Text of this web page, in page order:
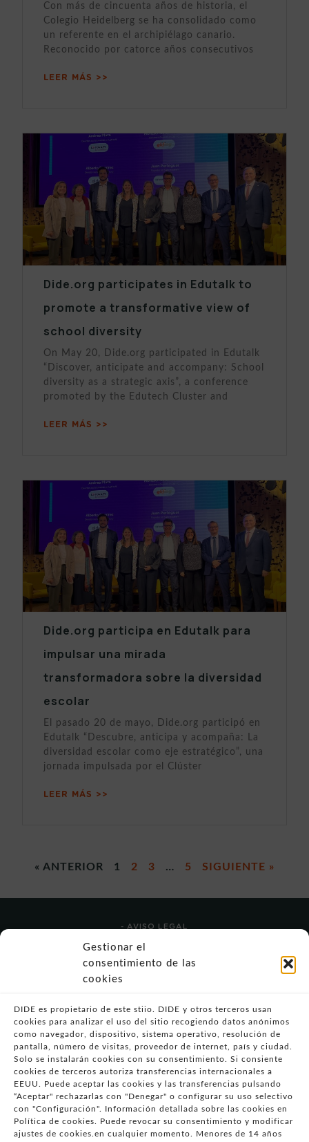
Gestionar el
consentimiento de las
cookies
DIDE es propietario de este stiio. DIDE y otros terceros usan
cookies para analizar el uso del sitio recogiendo datos anónimos
como navegador, dispositivo, sistema operativo, resolución de
pantalla, número de visitas, proveedor de internet, país y ciudad.
Solo se instalarán cookies con su consentimiento. Si consiente
cookies de terceros autoriza transferencias internacionales a
EEUU. Puede aceptar las cookies y las transferencias pulsando
“Aceptar" rechazarlas con "Denegar" o configurar su uso selectivo
con "Configuración". Información detallada sobre las cookies en
Política de cookies. Puede revocar su consentimiento y modificar
ajustes de cookies.en cualquier momento. Menores de 14 años
Con más de cincuenta años de historia, el
Colegio Heidelberg se ha consolidado como
un referente en el archipiélago canario.
Reconocido por catorce años consecutivos
LEER MÁS >>
Dide.org participates in Edutalk to
promote a transformative view of
school diversity
On May 20, Dide.org participated in Edutalk
“Discover, anticipate and accompany: School
diversity as a strategic axis”, a conference
promoted by the Edutech Cluster and
LEER MÁS >>
Dide.org participa en Edutalk para
impulsar una mirada
transformadora sobre la diversidad
escolar
El pasado 20 de mayo, Dide.org participó en
Edutalk “Descubre, anticipa y acompaña: La
diversidad escolar como eje estratégico”, una
jornada impulsada por el Clúster
LEER MÁS >>
« ANTERIOR 1 2 3 … 5 SIGUIENTE »
- AVISO LEGAL
- POLÍTICA DE USO
- POLÍTICA DE PRIVACIDAD
- POLÍTICA DE COOKIES (UE)
VULNERABILIDADES
- CONDICIONES PARTICULARES DE COMPRA
- GUÍA DE COMPRA
- GUÍA DE PRIVACIDAD
- DESISTIMIENTO
- ATENCIÓN AL CLIENTE